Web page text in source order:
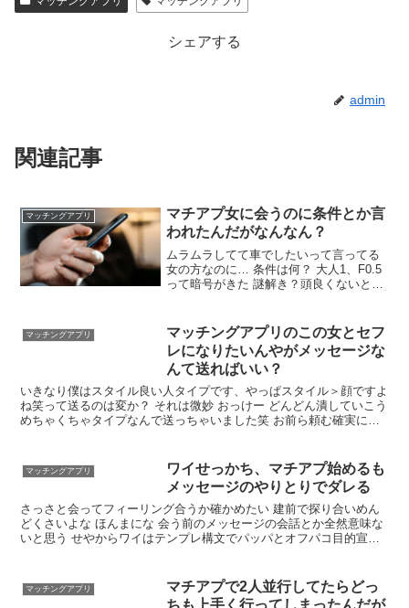
影サービス
シェアする
admin
関連記事
マッチングアプリ
マチアプ女に会うのに条件とか言
われたんだがなんなん？
ムラムラしてて車でしたいって言ってる
女の方なのに… 条件は何？ 大人1、F0.5
って暗号がきた 謎解き？頭良くないとっ
からんから財布持たずにいってもええ
か？
マッチングアプリ
マッチングアプリのこの女とセフ
レになりたいんやがメッセージな
んて送ればいい？
いきなり僕はスタイル良い人タイプです、やっぱスタイル＞顔ですよ
ね笑って送るのは変か？ それは微妙 おっけー どんどん潰していこう
めちゃくちゃタイプなんで送っちゃいました笑 お前ら頼む確実に会
マッチングアプリ
ワイせっかち、マチアプ始めるも
メッセージのやりとりでダレる
さっさと会ってフィーリング合うか確かめたい 建前で探り合いめん
どくさいよな ほんまにな 会う前のメッセージの会話とか全然意味な
いと思う せやからワイはテンプレ構文でパッパとオフパコ目的宣言
マッチングアプリ
マチアプで2人並行してたらどっ